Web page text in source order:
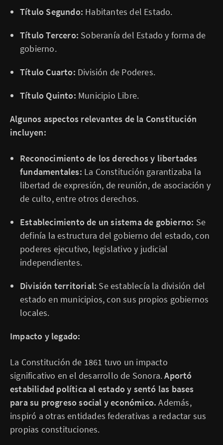
Título Segundo: Habitantes del Estado.
Título Tercero: Soberanía del Estado y forma de
gobierno.
Título Cuarto: División de Poderes.
Título Quinto: Municipio Libre.
Algunos aspectos relevantes de la Constitución
incluyen:
Reconocimiento de los derechos y libertades
fundamentales: La Constitución garantizaba la
libertad de expresión, de reunión, de asociación y
de culto, entre otros derechos.
Establecimiento de un sistema de gobierno: Se
definía la estructura del gobierno del estado, con
poderes ejecutivo, legislativo y judicial
independientes.
División territorial: Se establecía la división del
estado en municipios, con sus propios gobiernos
locales.
Impacto y legado:
La Constitución de 1861 tuvo un impacto
significativo en el desarrollo de Sonora.Aportó
estabilidad política al estado y sentó las bases
para su progreso social y económico. Además,
inspiró a otras entidades federativas a redactar sus
propias constituciones.